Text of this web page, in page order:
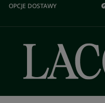
OPCJE DOSTAWY